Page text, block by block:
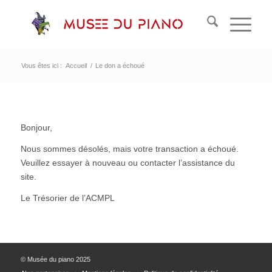
Vous êtes ici : Accueil / Le don a échoué
Bonjour,
Nous sommes désolés, mais votre transaction a échoué.
Veuillez essayer à nouveau ou contacter l’assistance du
site.
Le Trésorier de l’ACMPL
© Musée du piano 2025